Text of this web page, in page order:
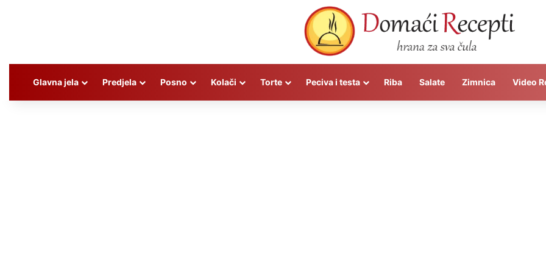
Glavna jela Predjela Posno Kolači Torte Peciva i testa Riba Salate Zimnica Video